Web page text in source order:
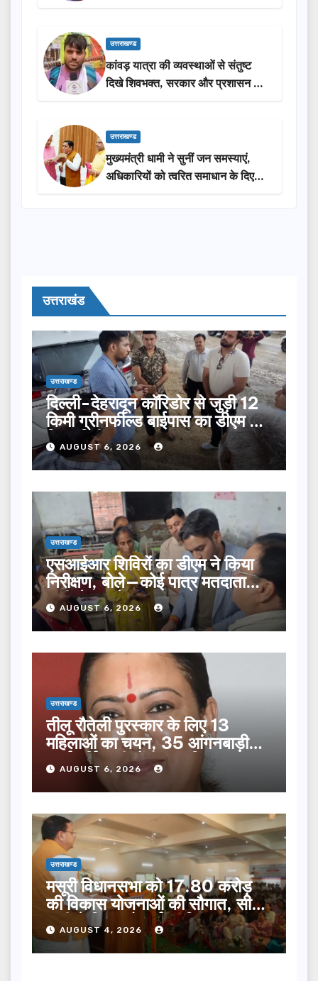
लोगों की भागीदारी…
उत्तराखण्ड
कांवड़ यात्रा की व्यवस्थाओं से संतुष्ट
दिखे शिवभक्त, सरकार और प्रशासन की
सराहना…
उत्तराखण्ड
मुख्यमंत्री धामी ने सुनीं जन समस्याएं,
अधिकारियों को त्वरित समाधान के दिए
निर्देश
उत्तराखंड
उत्तराखण्ड
दिल्ली-देहरादून कॉरिडोर से जुड़ी 12
किमी ग्रीनफील्ड बाईपास का डीएम ने
किया निरीक्षण…
AUGUST 6, 2026
उत्तराखण्ड
एसआईआर शिविरों का डीएम ने किया
निरीक्षण, बोले—कोई पात्र मतदाता
सूची से न छूटे…
AUGUST 6, 2026
उत्तराखण्ड
तीलू रौतेली पुरस्कार के लिए 13
महिलाओं का चयन, 35 आंगनबाड़ी
कार्यकर्तियां भी होंगी सम्मानित…
AUGUST 6, 2026
उत्तराखण्ड
मसूरी विधानसभा को 17.80 करोड़
की विकास योजनाओं की सौगात, सीएम
धामी ने किया लोकार्पण-शिलान्यास.
AUGUST 4, 2026